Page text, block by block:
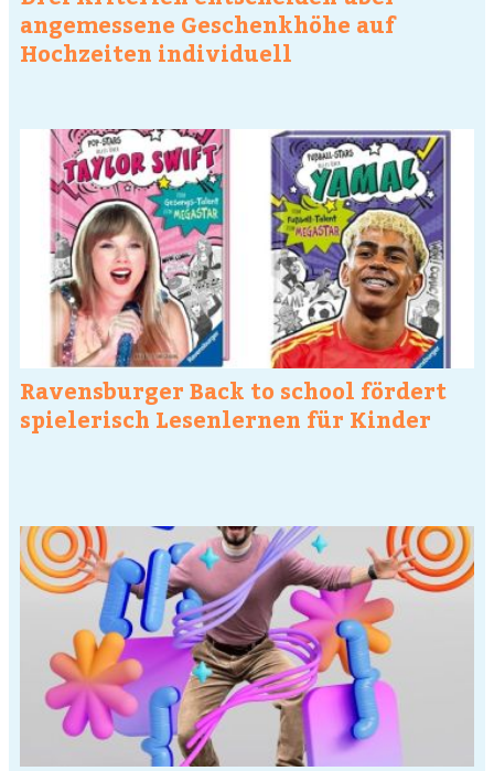
angemessene Geschenkhöhe auf
Hochzeiten individuell
Ravensburger Back to school fördert
spielerisch Lesenlernen für Kinder